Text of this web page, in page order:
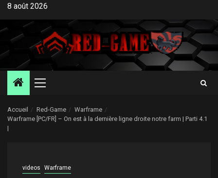
Aller
contenu
8 août 2026
Menu
Accueil Red-Game
Warframe
Warframe [PC/FR] – On est à la dernière ligne droite notre farm | Parti 4.1
|
videos Warframe